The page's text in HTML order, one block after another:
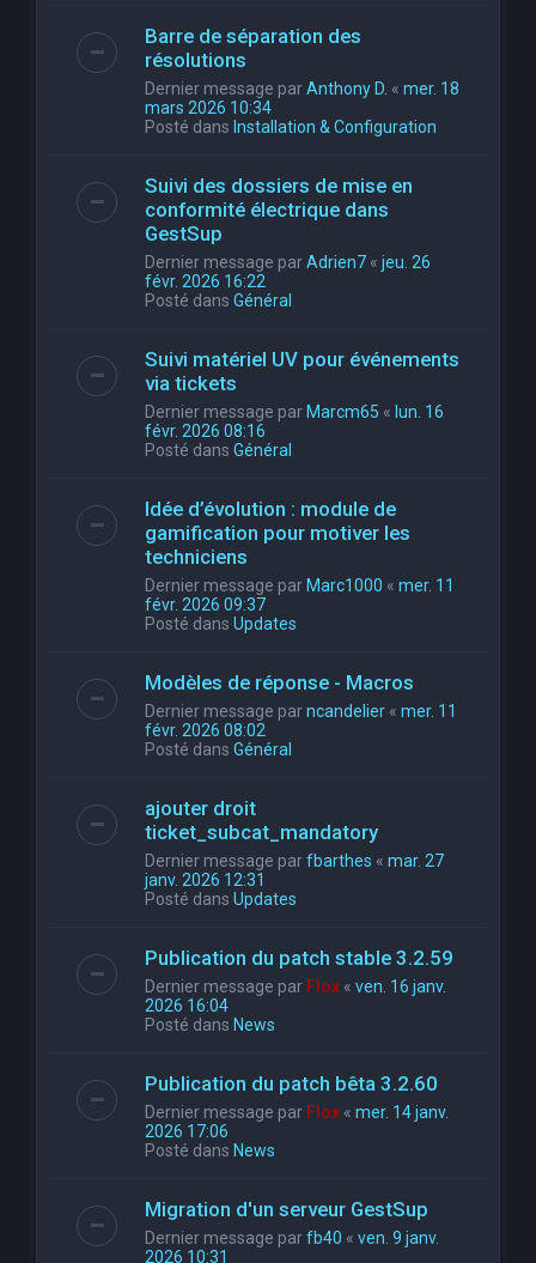
Barre de séparation des
résolutions
Dernier message parAnthony D. « mer. 18
mars 2026 10:34
Posté dans Installation & Configuration
Suivi des dossiers de mise en
conformité électrique dans
GestSup
Dernier message parAdrien7 « jeu. 26
févr. 2026 16:22
Posté dans Général
Suivi matériel UV pour événements
via tickets
Dernier message par Marcm65 « lun. 16
févr. 2026 08:16
Posté dans Général
Idée d’évolution : module de
gamification pour motiver les
techniciens
Dernier message par Marc1000 « mer. 11
févr. 2026 09:37
Posté dans Updates
Modèles de réponse - Macros
Dernier message parncandelier « mer. 11
févr. 2026 08:02
Posté dans Général
ajouter droit
ticket_subcat_mandatory
Dernier message parfbarthes « mar. 27
janv. 2026 12:31
Posté dans Updates
Publication du patch stable 3.2.59
Dernier message par Flox « ven. 16 janv.
2026 16:04
Posté dans News
Publication du patch bêta 3.2.60
Dernier message par Flox « mer. 14 janv.
2026 17:06
Posté dans News
Migration d'un serveur GestSup
Dernier message parfb40 « ven. 9 janv.
2026 10:31